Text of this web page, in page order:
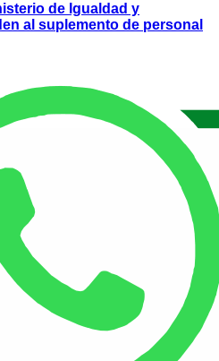
de Igualdad y
al suplemento de personal